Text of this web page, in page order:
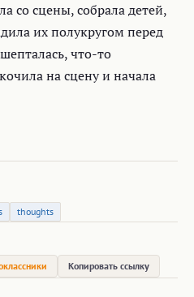
со сцены, собрала детей,
их полукругом перед
что-то
на сцену и начала
thoughts
Копировать ссылку